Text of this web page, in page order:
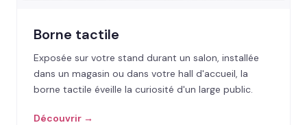
Borne tactile
Exposée sur votre stand durant un salon, installée
dans un magasin ou dans votre hall d'accueil, la
borne tactile éveille la curiosité d'un large public.
Découvrir →